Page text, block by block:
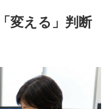
変える」判断